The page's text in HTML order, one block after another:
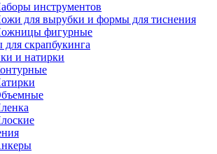
инструментов
для вырубки и формы для тиснения
фигурные
скрапбукинга
и натирки